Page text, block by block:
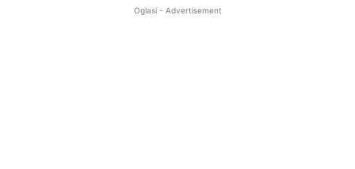
Oglasi - Advertisement